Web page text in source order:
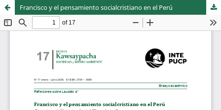
Francisco y el pensamiento socialcristiano en el Perú